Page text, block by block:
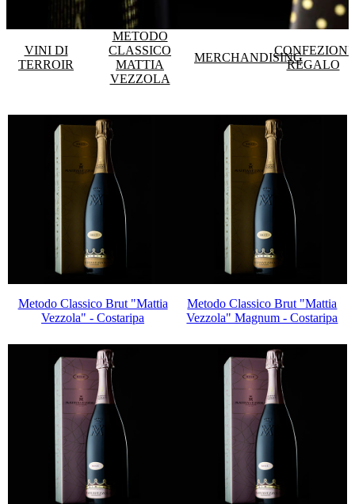
VINI DI
TERROIR
METODO
CLASSICO
MATTIA
VEZZOLA
MERCHANDISING
CONFEZIONI
REGALO
Metodo Classico Brut "Mattia
Vezzola" - Costaripa
Metodo Classico Brut "Mattia
Vezzola" Magnum - Costaripa